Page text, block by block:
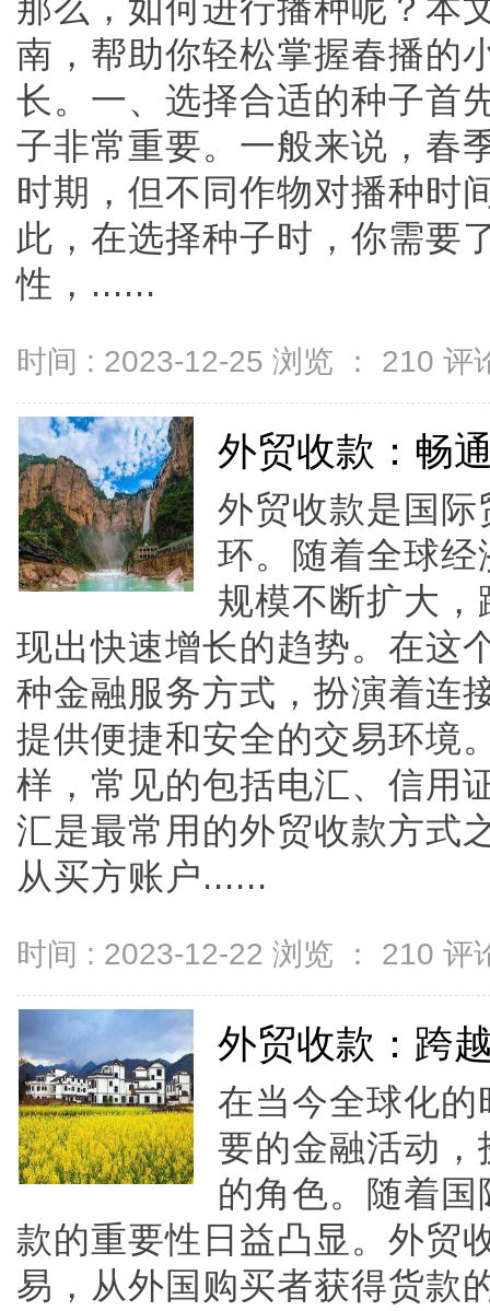
那么，如何进行播种呢？本
南，帮助你轻松掌握春播的
长。一、选择合适的种子首
子非常重要。一般来说，春
时期，但不同作物对播种时
此，在选择种子时，你需要
性，......
时间 : 2023-12-25 浏览 ： 210 评
外贸收款：畅
外贸收款是国
环。随着全球
规模不断扩大
现出快速增长的趋势。在这
种金融服务方式，扮演着连
提供便捷和安全的交易环境
样，常见的包括电汇、信用
汇是最常用的外贸收款方式
从买方账户......
时间 : 2023-12-22 浏览 ： 210 评
外贸收款：跨
在当今全球化
要的金融活动
的角色。随着
款的重要性日益凸显。外贸
易，从外国购买者获得货款